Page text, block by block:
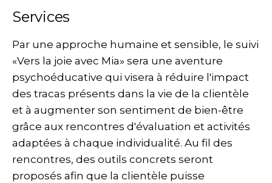
Services
Par une approche humaine et sensible, le suivi
«Vers la joie avec Mia» sera une aventure
psychoéducative qui visera à réduire l'impact
des tracas présents dans la vie de la clientèle
et à augmenter son sentiment de bien-être
grâce aux rencontres d'évaluation et activités
adaptées à chaque individualité. Au fil des
rencontres, des outils concrets seront
proposés afin que la clientèle puisse